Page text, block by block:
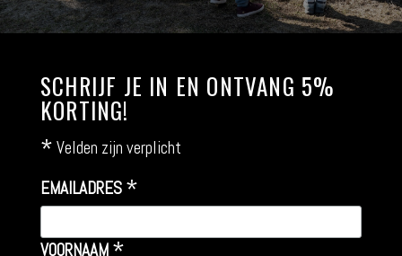
SCHRIJF JE IN EN ONTVANG 5%
KORTING!
* Velden zijn verplicht
EMAILADRES *
VOORNAAM